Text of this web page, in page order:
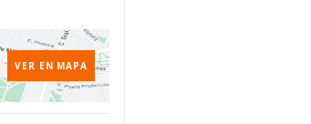
VER EN MAPA